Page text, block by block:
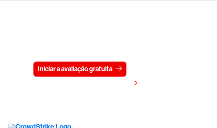
Iniciar a avaliação gratuita